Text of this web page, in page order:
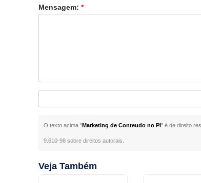
Mensagem: *
O texto acima "Marketing de Conteudo no PI" é de direito
9.610-98 sobre direitos autorais
Veja Também